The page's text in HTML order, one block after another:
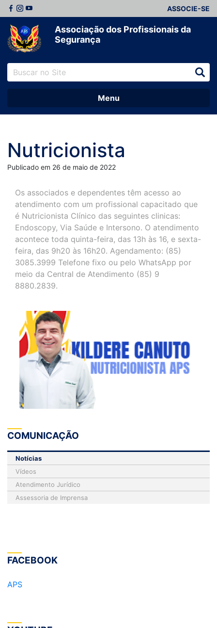
ASSOCIE-SE
Associação dos Profissionais da
Segurança
Menu
Nutricionista
Publicado em 26 de maio de 2022
Os associados e dependentes têm acesso ao
atendimento com um profissional capacitado que
é Nutricionista Clínico das seguintes clinicas:
Endoscopy, Via Saúde e Intersono. O atendimento
acontece toda quinta-feira, das 13h às 16, e sexta-
feira, das 9h20 às 16h20. Agendamento: (85)
3085.3999 Telefone fixo ou pelo WhatsApp por
meio da Central de Atendimento (85) 9
8880.2839.
COMUNICAÇÃO
Notícias
Vídeos
Atendimento Jurídico
Assessoria de Imprensa
FACEBOOK
APS